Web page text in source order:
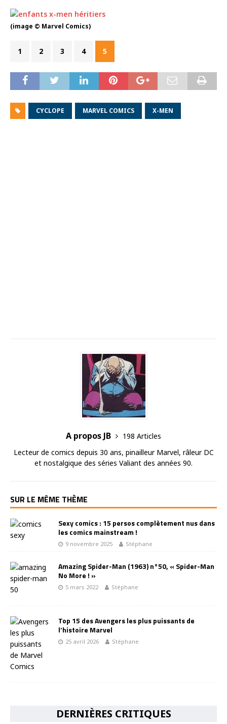
(image © Marvel Comics)
1 2 3 4 5
CYCLOPE MARVEL COMICS X-MEN
A propos JB
198 Articles
Lecteur de comics depuis 30 ans, pinailleur Marvel, râleur DC
et nostalgique des séries Valiant des années 90.
SUR LE MÊME THÈME
Sexy comics : 15 persos complètement nus dans
les comics mainstream !
9 novembre 2025 Stéphane
Amazing Spider-Man (1963) n°50, « Spider-Man
No More ! »
5 mars 2022 Stéphane
Top 15 des Avengers les plus puissants de
l’histoire Marvel
25 avril 2026 Stéphane
DERNIÈRES CRITIQUES